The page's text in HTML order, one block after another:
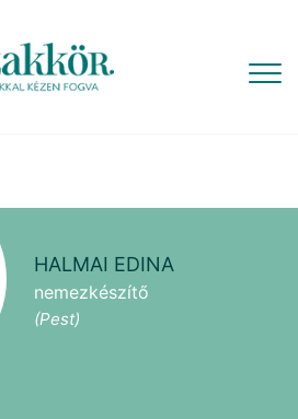
HALMAI EDINA
nemezkészítő
(Pest)